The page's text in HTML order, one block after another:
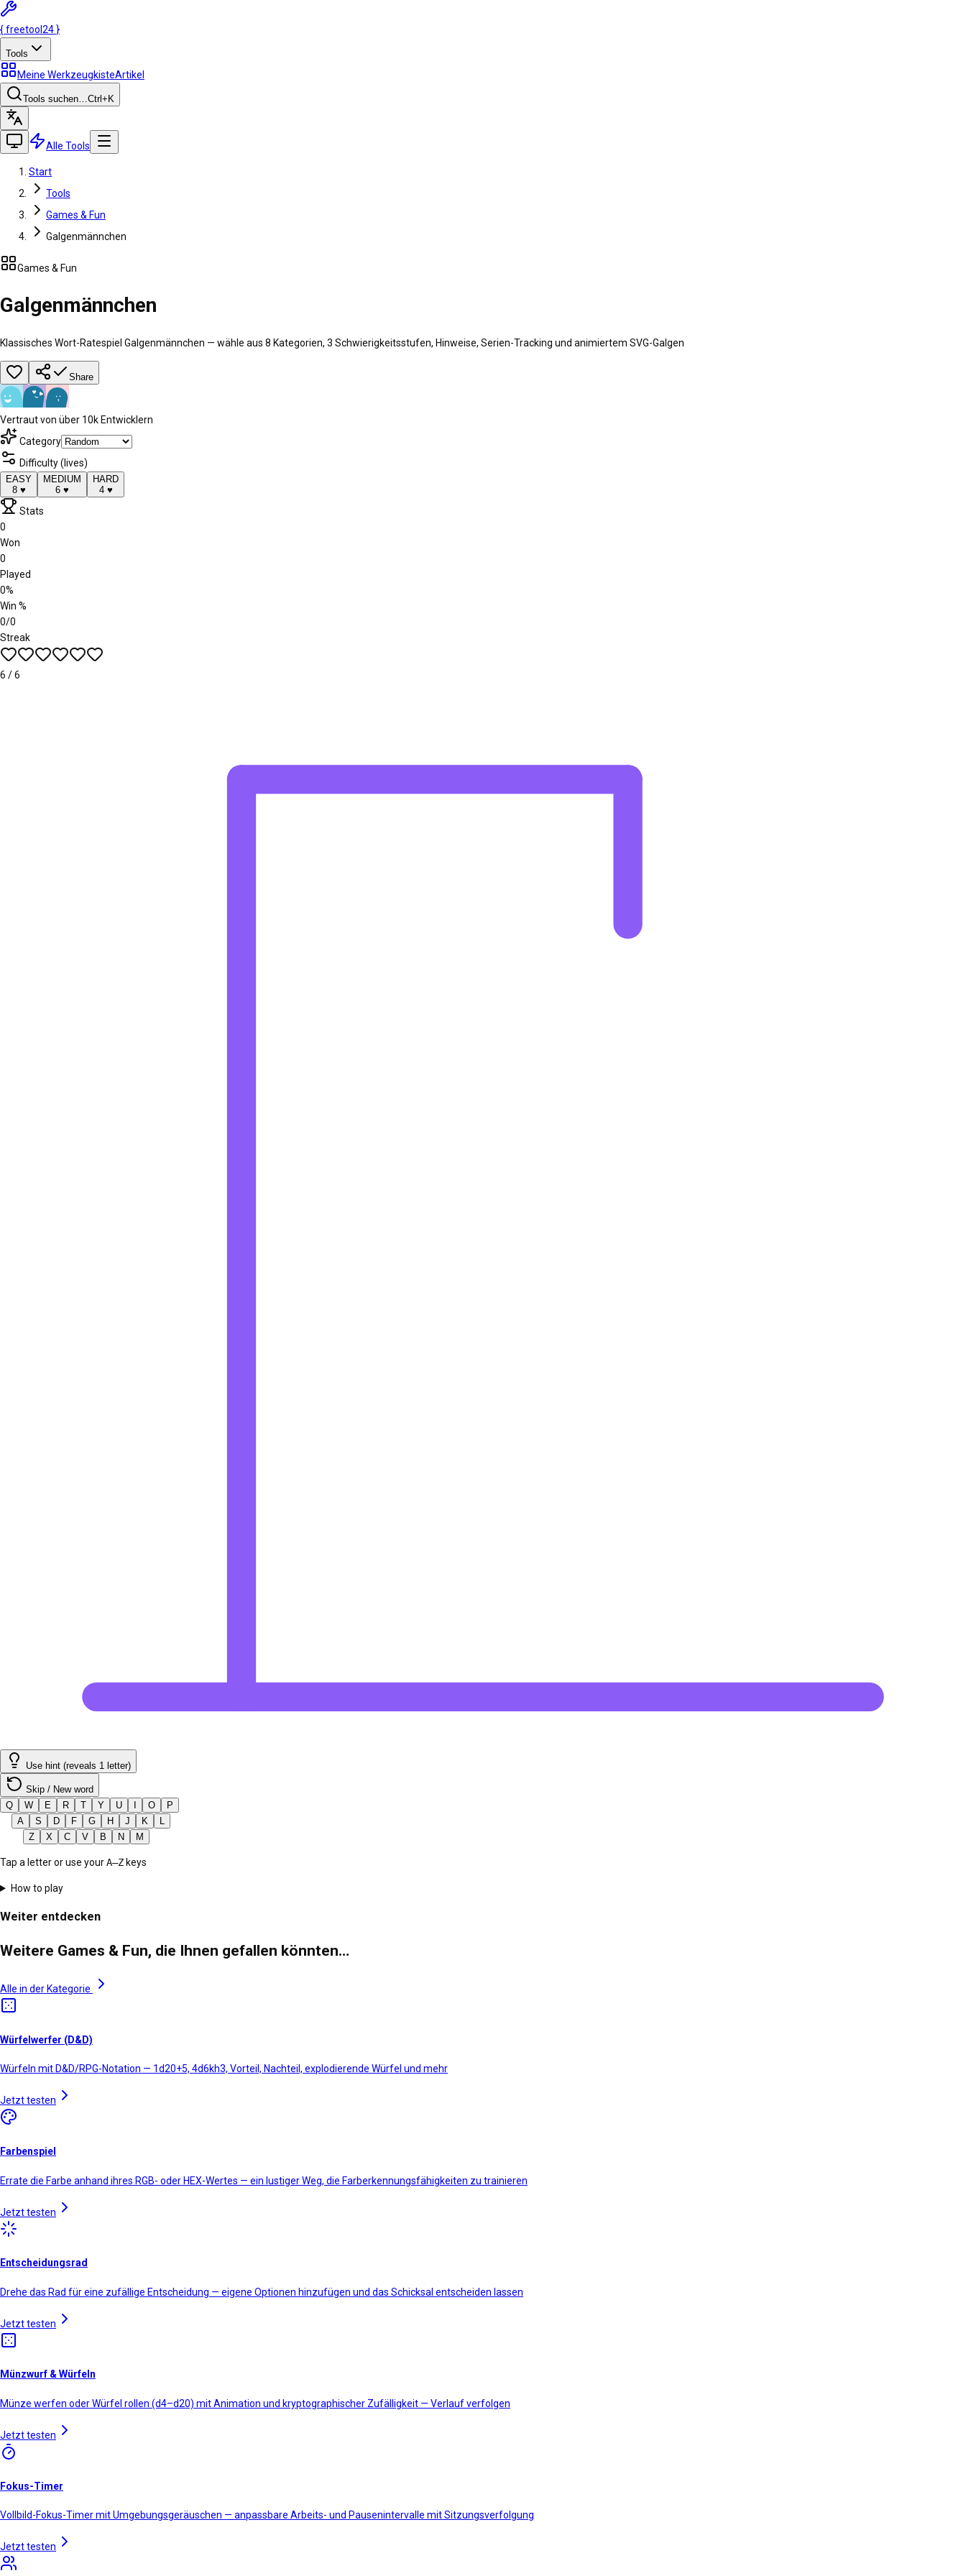
{freetool 24 }
Tools
Meine WerkzeugkisteArtikel
Tools suchen…Ctrl +K
Alle Tools
Start
Tools
Games & Fun
Galgenmännchen
Games & Fun
Galgenmännchen
Klassisches Wort-Ratespiel Galgenmännchen — wähle aus 8 Kategorien, 3 Schwierigkeitsstufen, Hinweise, Serien-Tracking und animiertem SVG-Galgen
Share
Vertraut von über 10k Entwicklern
Category
Difficulty (lives)
EASY
8♥
MEDIUM
6 ♥
HARD
4♥
Stats
0
Won
0
Played
0%
Win %
0/0
Streak
6 /6
Use hint (reveals 1 letter)
Skip / New word
Q
W E R T Y U O
P
A
S D F G H J K
Z
X C V B N M
Tap a letter or use yourA–Z keys
How to play
Weiter entdecken
Weitere Games & Fun, die Ihnen gefallen könnten…
Alle in der Kategorie
Würfelwerfer (D&D)
Würfeln mit D&D/RPG-Notation — 1d20+5, 4d6kh3, Vorteil, Nachteil, explodierende Würfel und mehr
Jetzt testen
Farbenspiel
Errate die Farbe anhand ihres RGB- oder HEX-Wertes — ein lustiger Weg, die Farberkennungsfähigkeiten zu trainieren
Jetzt testen
Entscheidungsrad
Drehe das Rad für eine zufällige Entscheidung — eigene Optionen hinzufügen und das Schicksal entscheiden lassen
Jetzt testen
Münzwurf & Würfeln
Münze werfen oder Würfel rollen (d4–d20) mit Animation und kryptographischer Zufälligkeit — Verlauf verfolgen
Jetzt testen
Fokus-Timer
Vollbild-Fokus-Timer mit Umgebungsgeräuschen — anpassbare Arbeits- und Pausenintervalle mit Sitzungsverfolgung
Jetzt testen